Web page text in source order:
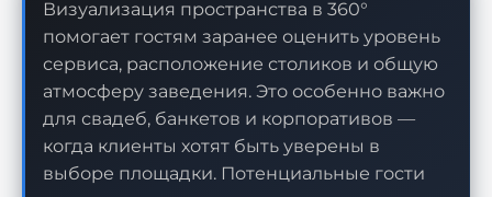
Визуализация пространства в 360°
помогает гостям заранее оценить уровень
сервиса, расположение столиков и общую
атмосферу заведения. Это особенно важно
для свадеб, банкетов и корпоративов —
когда клиенты хотят быть уверены в
выборе площадки. Потенциальные гости